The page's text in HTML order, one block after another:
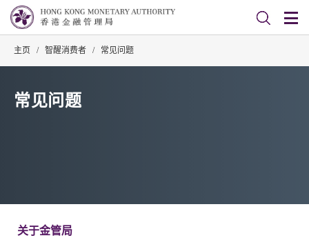
主页 / 智醒消费者 / 常见问题
常见问题
关于金管局